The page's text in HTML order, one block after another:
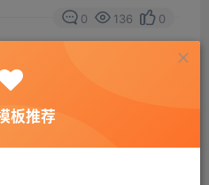
0 136 0
司“九州通”发布公告，旗下
院门诊药房部分药品远程销
互联网上结算相关费用。这
医疗改革都具有重要意义。
板推荐